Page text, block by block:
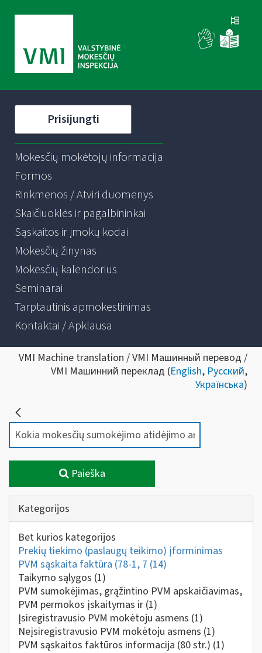
Prisijungti
Mokesčių mokėtojų informacija
Formos
Rinkmenos / Atviri duomenys
Skaičiuoklės ir pagalbininkai
Sąskaitos ir įmokų kodai
Mokesčių žinynas
Mokesčių kalendorius
Seminarai
Tarptautinis apmokestinimas
Kontaktai / Apklausa
VMI Machine translation / VMI Машинный перевод /
VMI Машинний переклад (English, Русский,
Українська)
Paieška
Kategorijos
Bet kurios kategorijos
Prekių tiekimo (paslaugų teikimo) įforminimas
PVM sąskaita faktūra (78-1, 7 (14)
Taikymo sąlygos (1)
PVM sumokėjimas, grąžintino PVM apskaičiavimas,
PVM permokos įskaitymas ir (1)
Įsiregistravusio PVM mokėtoju asmens (1)
Neįsiregistravusio PVM mokėtoju asmens (1)
PVM sąskaitos faktūros informacija (80 str.) (1)